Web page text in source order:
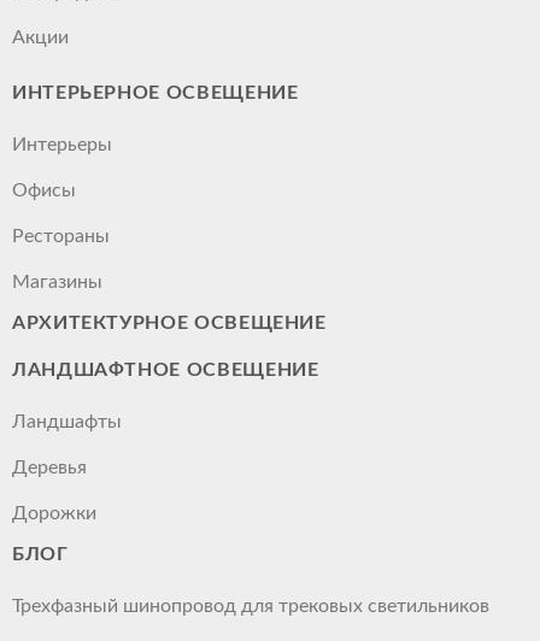
Акции
ИНТЕРЬЕРНОЕ ОСВЕЩЕНИЕ
Интерьеры
Офисы
Рестораны
Магазины
АРХИТЕКТУРНОЕ ОСВЕЩЕНИЕ
ЛАНДШАФТНОЕ ОСВЕЩЕНИЕ
Ландшафты
Деревья
Дорожки
БЛОГ
Трехфазный шинопровод для трековых светильников